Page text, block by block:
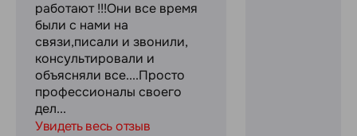
работают !!!Они все время
были с нами на
связи,писали и звонили,
консультировали и
объясняли все....Просто
профессионалы своего
дел...
Увидеть весь отзыв